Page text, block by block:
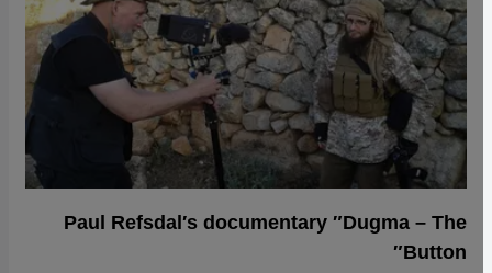
Paul Refsdal′s documentary ″Dugma – The
Button″